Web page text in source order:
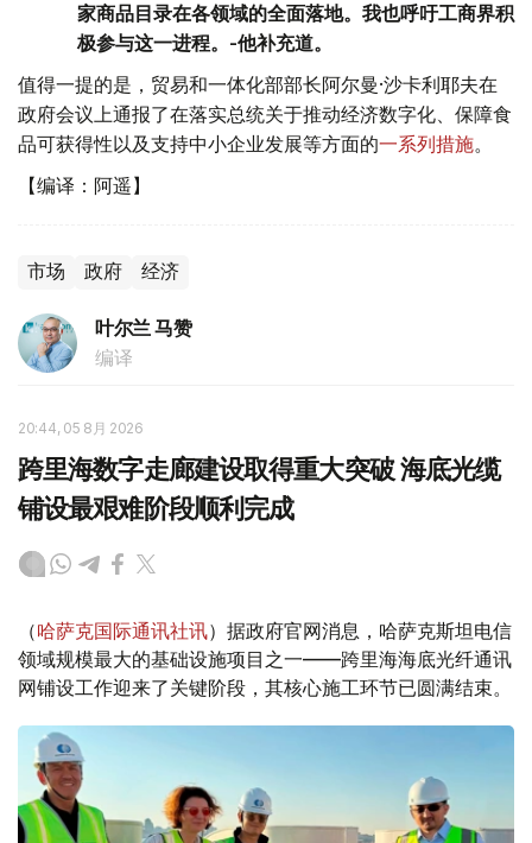
家商品目录在各领域的全面落地。我也呼吁工商界积
极参与这一进程。-他补充道。
值得一提的是，贸易和一体化部部长阿尔曼·沙卡利耶夫在
政府会议上通报了在落实总统关于推动经济数字化、保障食
品可获得性以及支持中小企业发展等方面的一系列措施。
【编译：阿遥】
市场 政府 经济
叶尔兰 马赞
编译
20:44, 05 8月 2026
跨里海数字走廊建设取得重大突破 海底光缆
铺设最艰难阶段顺利完成
（哈萨克国际通讯社讯）据政府官网消息，哈萨克斯坦电信
领域规模最大的基础设施项目之一——跨里海海底光纤通讯
网铺设工作迎来了关键阶段，其核心施工环节已圆满结束。